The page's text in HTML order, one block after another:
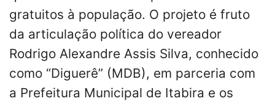
gratuitos à população. O projeto é fruto
da articulação política do vereador
Rodrigo Alexandre Assis Silva, conhecido
como “Diguerê” (MDB), em parceria com
a Prefeitura Municipal de Itabira e os